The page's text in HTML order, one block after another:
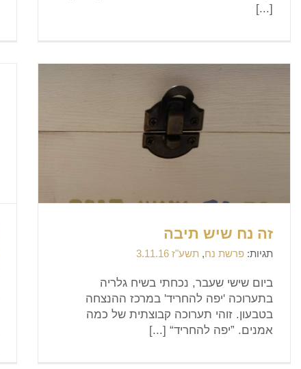
[...]
זה נח שיש תיבה
תגיות: פרשת נח, תשע"ז 3.11.16
ביום שישי שעבר, נכחתי בשיח גלריה
בתערוכה 'יפה להחריד' במרכז ההנצחה
בטבעון. זוהי תערוכה קבוצתית של כמה
אמנים. ”יפה להחריד“ [...]